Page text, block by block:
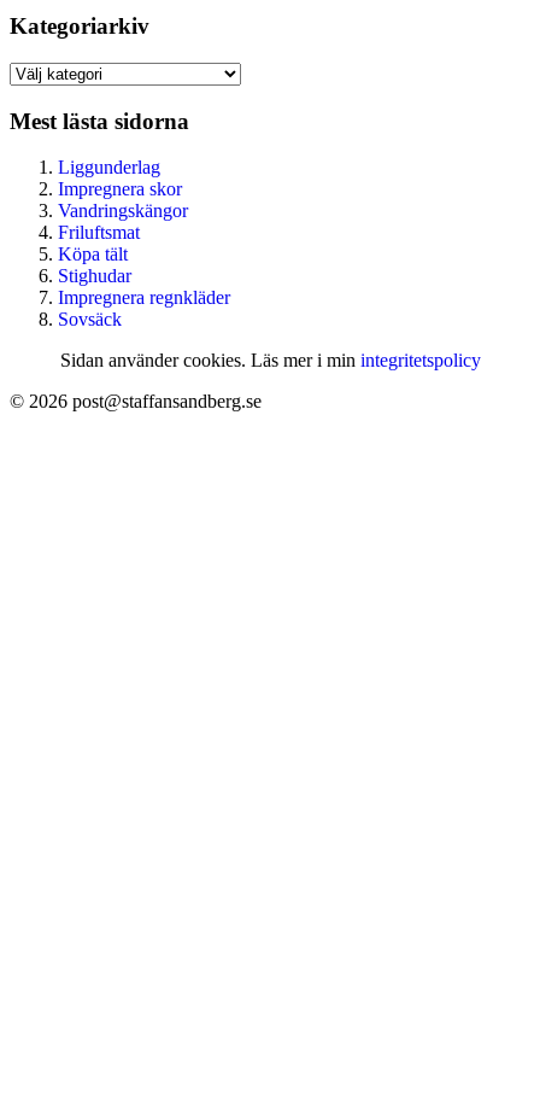
Kategoriarkiv
Kategoriarkiv
Mest lästa sidorna
Liggunderlag
Impregnera skor
Vandringskängor
Friluftsmat
Köpa tält
Stighudar
Impregnera regnkläder
Sovsäck
Sidan använder cookies. Läs mer i min integritetspolicy
© 2026 post@staffansandberg.se